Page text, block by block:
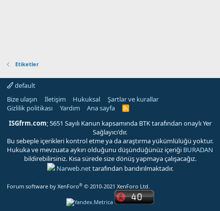
Etiketler
default
Bize ulaşın
İletişim Hukuksal
Şartlar ve kurallar
Gizlilik politikası
Yardım Ana sayfa
R
S
ISGfrm.com; 5651 Sayılı Kanun kapsamında BTK tarafından onaylı Yer
Sağlayıcı'dır.
Bu sebeple içerikleri kontrol etme ya da araştırma yükümlülüğü yoktur.
Hukuka ve mevzuata aykırı olduğunu düşündüğünüz içeriği BURADAN
bildirebilirsiniz. Kısa sürede size dönüş yapmaya çalışacağız.
Narweb.nettarafından barıdırılmaktadır.
Forum software by XenForo® © 2010-2021 XenForo Ltd.